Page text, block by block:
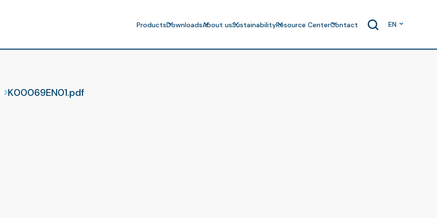
ProductsDownloadsAbout usSustainabilityResource CenterContact EN
K00069EN01.pdf